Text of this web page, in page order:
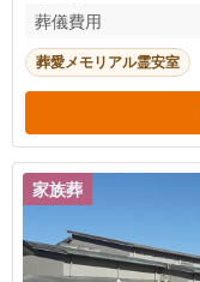
葬儀費用
葬愛メモリアル霊安室
家族葬